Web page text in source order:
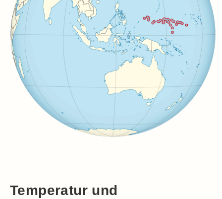
Temperatur und